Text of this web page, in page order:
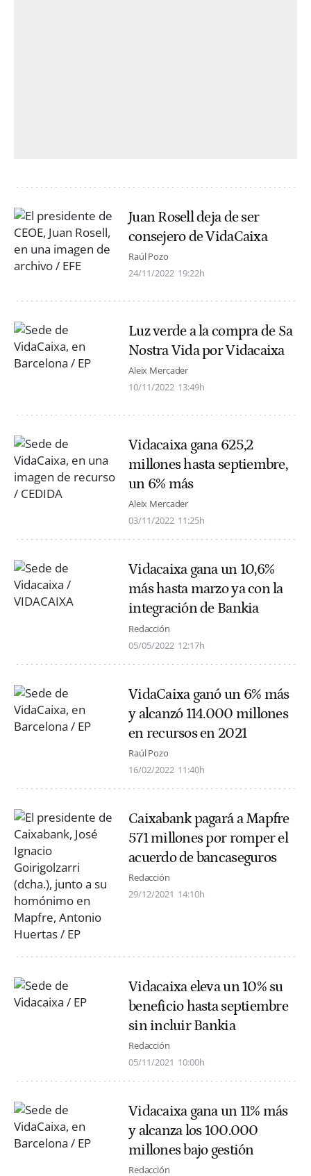
Juan Rosell deja de ser
consejero de VidaCaixa
Raúl Pozo
24/11/2022 19:22h
Luz verde a la compra de Sa
Nostra Vida por Vidacaixa
Aleix Mercader
10/11/2022 13:49h
Vidacaixa gana 625,2
millones hasta septiembre,
un 6% más
Aleix Mercader
03/11/2022 11:25h
Vidacaixa gana un 10,6%
más hasta marzo ya con la
integración de Bankia
Redacción
05/05/2022 12:17h
VidaCaixa ganó un 6% más
y alcanzó 114.000 millones
en recursos en 2021
Raúl Pozo
16/02/2022 11:40h
Caixabank pagará a Mapfre
571 millones por romper el
acuerdo de bancaseguros
Redacción
29/12/2021 14:10h
Vidacaixa eleva un 10% su
beneficio hasta septiembre
sin incluir Bankia
Redacción
05/11/2021 10:00h
Vidacaixa gana un 11% más
y alcanza los 100.000
millones bajo gestión
Redacción